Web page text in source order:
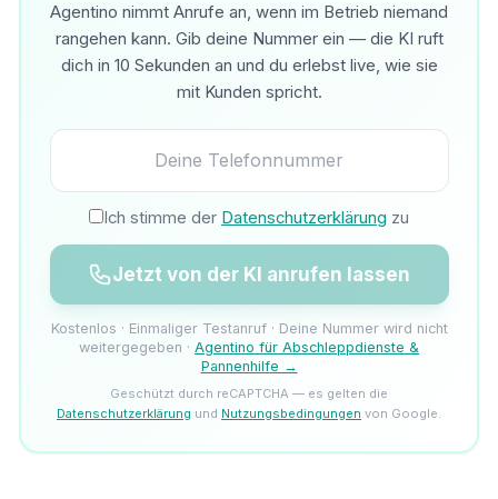
Agentino nimmt Anrufe an, wenn im Betrieb niemand
rangehen kann. Gib deine Nummer ein — die KI ruft
dich in 10 Sekunden an und du erlebst live, wie sie
mit Kunden spricht.
Ich stimme der Datenschutzerklärung zu
Jetzt von der KI anrufen lassen
Kostenlos · Einmaliger Testanruf · Deine Nummer wird nicht
weitergegeben · Agentino für Abschleppdienste &
Pannenhilfe →
Geschützt durch reCAPTCHA — es gelten die
Datenschutzerklärung und Nutzungsbedingungen von Google.